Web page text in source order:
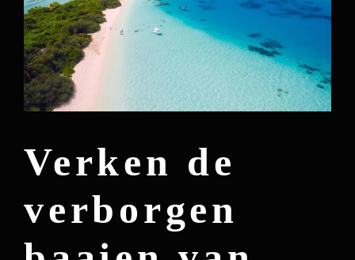
Verken de
verborgen